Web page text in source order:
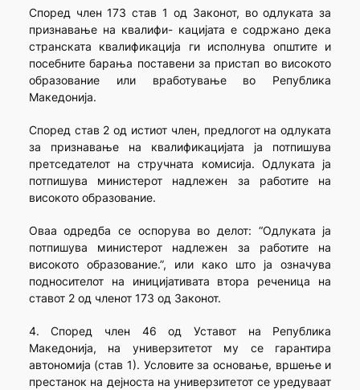
Според член 173 став 1 од Законот, во одлуката за
признавање на квалифи- кацијата е содржано дека
странската квалификација ги исполнува општите и
посебните барања поставени за пристап во високото
образование или вработување во Република
Македонија.
Според став 2 од истиот член, предлогот на одлуката
за признавање на квалификацијата ја потпишува
претседателот на стручната комисија. Одлуката ја
потпишува министерот надлежен за работите на
високото образование.
Оваа одредба се оспорува во делот: “Одлуката ја
потпишува министерот надлежен за работите на
високото образование.”, или како што ја означува
подносителот на иницијативата втора реченица на
ставот 2 од членот 173 од Законот.
4. Според член 46 од Уставот на Република
Македонија, на универзитетот му се гарантира
автономија (став 1). Условите за основање, вршење и
престанок на дејноста на универзитетот се уредуваат